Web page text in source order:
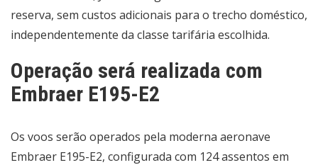
reserva, sem custos adicionais para o trecho doméstico,
independentemente da classe tarifária escolhida.
Operação será realizada com
Embraer E195-E2
Os voos serão operados pela moderna aeronave
Embraer E195-E2, configurada com 124 assentos em